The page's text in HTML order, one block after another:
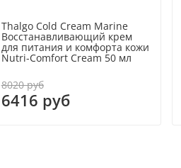
Thalgo Cold Cream Marine
Восстанавливающий крем
для питания и комфорта кожи
Nutri-Comfort Cream 50 мл
8020 руб
6416 руб